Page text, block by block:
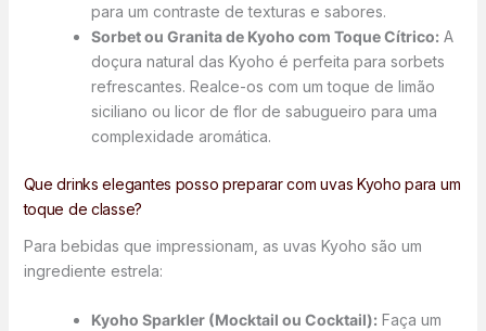
para um contraste de texturas e sabores.
Sorbet ou Granita de Kyoho com Toque Cítrico:A
doçura natural das Kyoho é perfeita para sorbets
refrescantes. Realce-os com um toque de limão
siciliano ou licor de flor de sabugueiro para uma
complexidade aromática.
Que drinks elegantes posso preparar com uvas Kyoho para um
toque de classe?
Para bebidas que impressionam, as uvas Kyoho são um
ingrediente estrela:
Kyoho Sparkler (Mocktail ou Cocktail):Faça um